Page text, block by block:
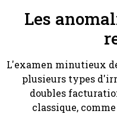
Les
L'examen minutieux
plusieurs types
doubles
classique,